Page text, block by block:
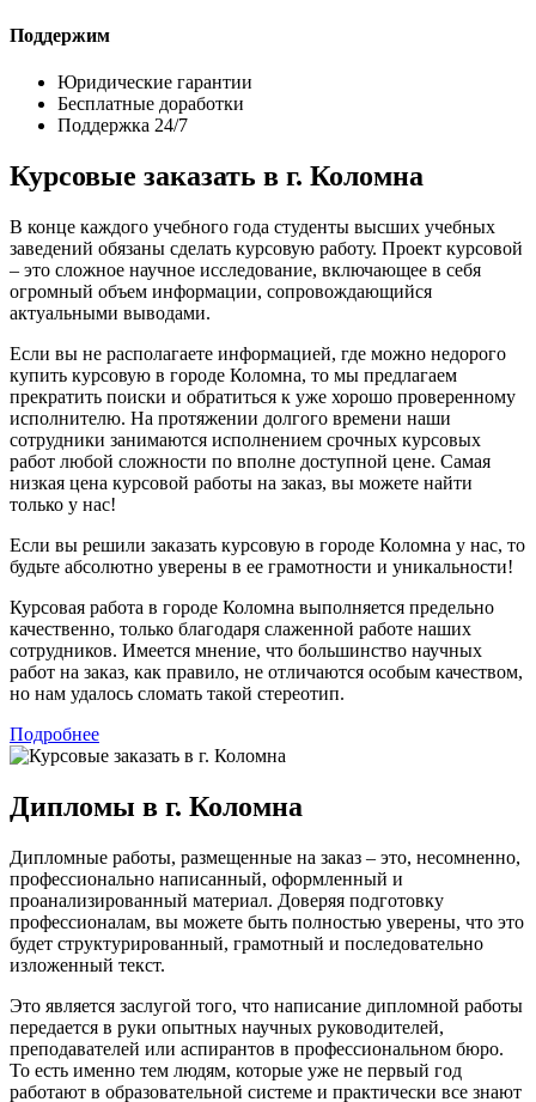
Поддержим
Юридические гарантии
Бесплатные доработки
Поддержка 24/7
Курсовые заказать в г. Коломна
В конце каждого учебного года студенты высших учебных
заведений обязаны сделать курсовую работу. Проект курсовой
– это сложное научное исследование, включающее в себя
огромный объем информации, сопровождающийся
актуальными выводами.
Если вы не располагаете информацией, где можно недорого
купить курсовую в городе Коломна, то мы предлагаем
прекратить поиски и обратиться к уже хорошо проверенному
исполнителю. На протяжении долгого времени наши
сотрудники занимаются исполнением срочных курсовых
работ любой сложности по вполне доступной цене. Самая
низкая цена курсовой работы на заказ, вы можете найти
только у нас!
Если вы решили заказать курсовую в городе Коломна у нас, то
будьте абсолютно уверены в ее грамотности и уникальности!
Курсовая работа в городе Коломна выполняется предельно
качественно, только благодаря слаженной работе наших
сотрудников. Имеется мнение, что большинство научных
работ на заказ, как правило, не отличаются особым качеством,
но нам удалось сломать такой стереотип.
Подробнее
Дипломы в г. Коломна
Дипломные работы, размещенные на заказ – это, несомненно,
профессионально написанный, оформленный и
проанализированный материал. Доверяя подготовку
профессионалам, вы можете быть полностью уверены, что это
будет структурированный, грамотный и последовательно
изложенный текст.
Это является заслугой того, что написание дипломной работы
передается в руки опытных научных руководителей,
преподавателей или аспирантов в профессиональном бюро.
То есть именно тем людям, которые уже не первый год
работают в образовательной системе и практически все знают